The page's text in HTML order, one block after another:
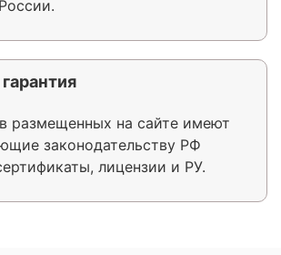
размещенных на сайте имеют
законодательству РФ
лицензии и РУ.